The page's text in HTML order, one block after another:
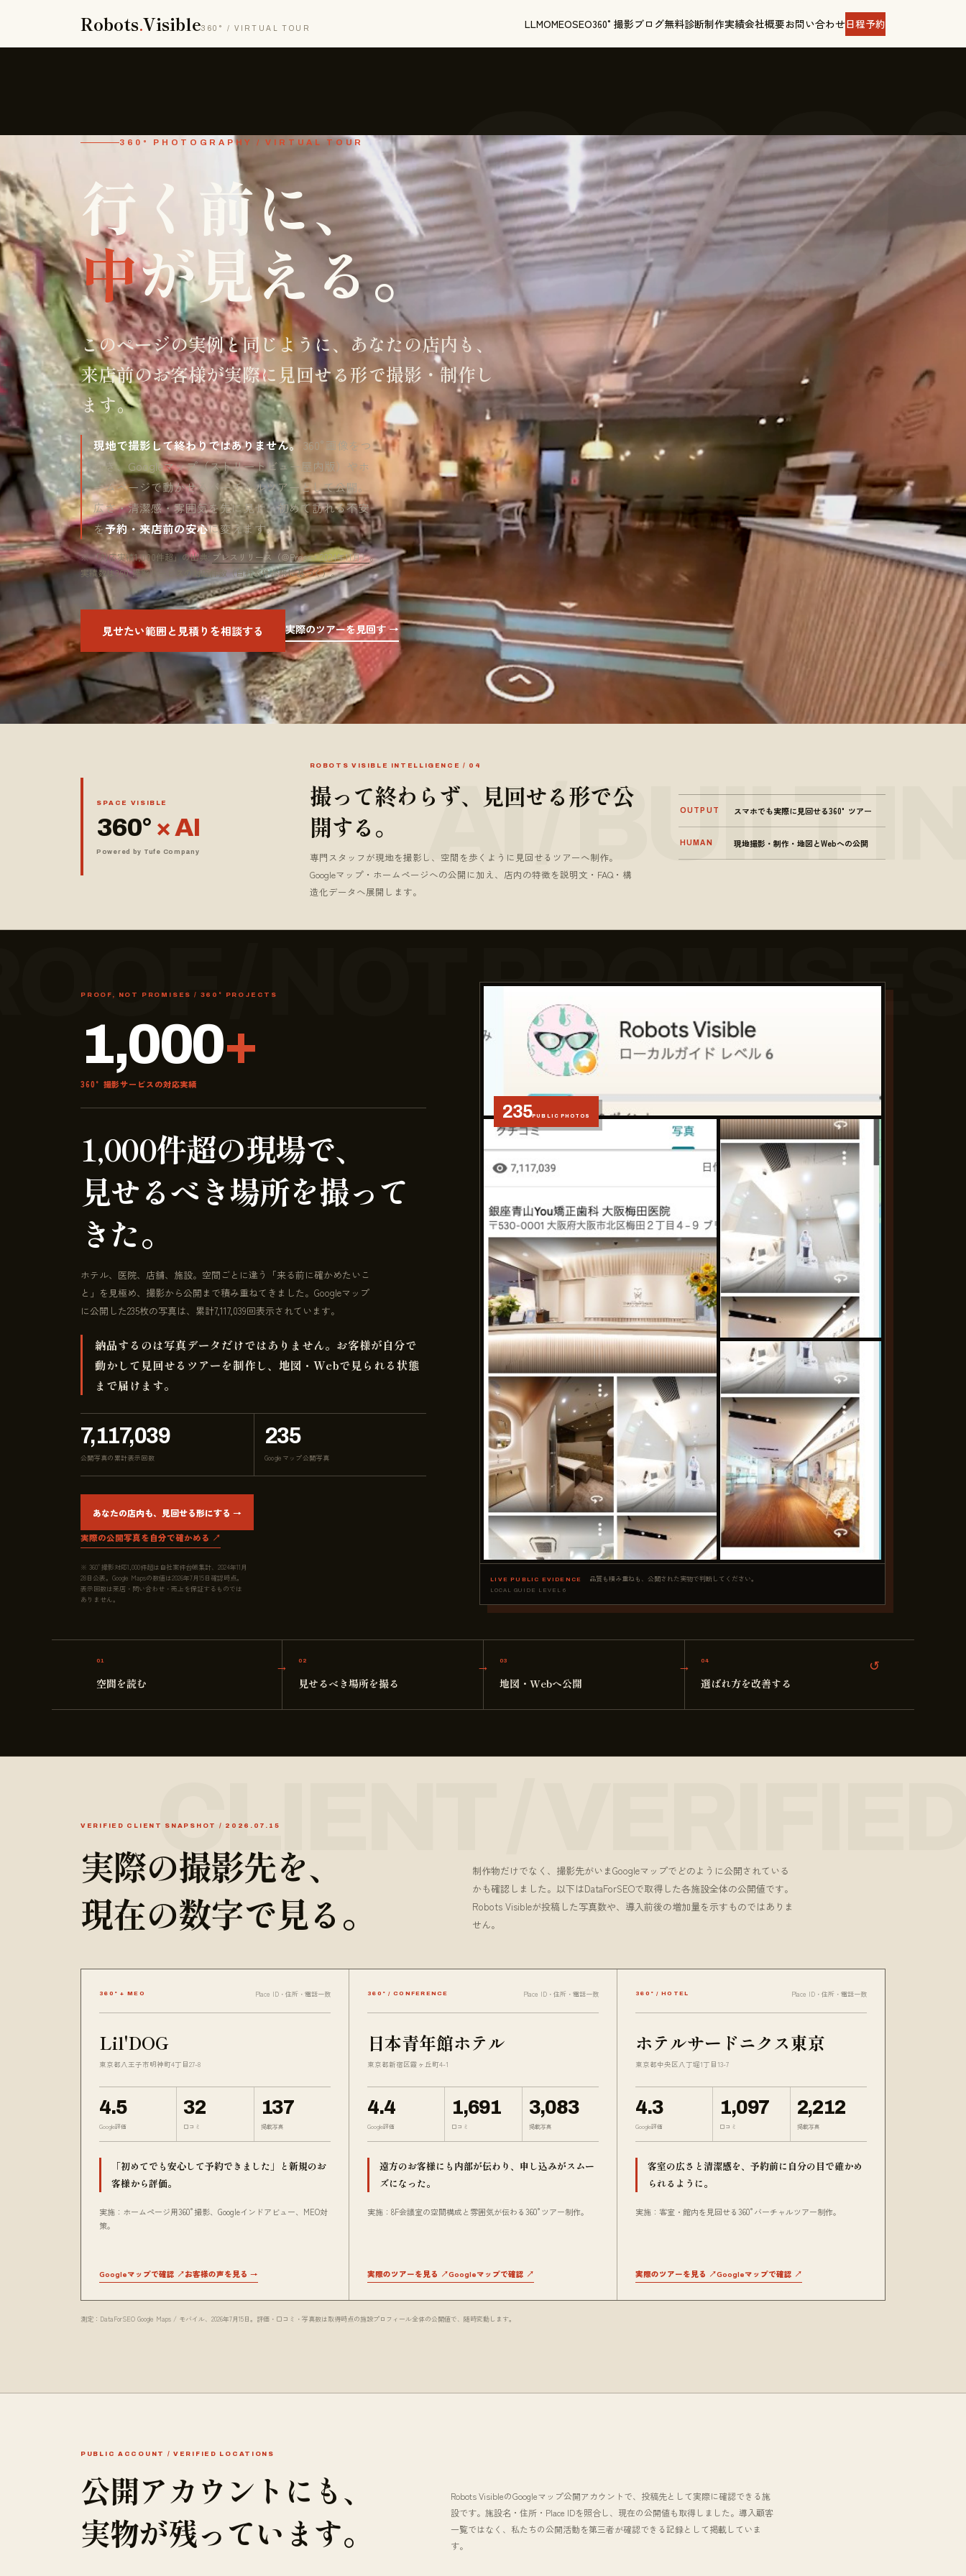
Robots.Visible360° / VIRTUAL TOUR LLMOMEOSEO360°撮影ブログ無料診断制作実績会社概要お問い合わせ日程予約
360° PHOTOGRAPHY / VIRTUAL TOUR
行く前に、
中が見える。
このページの実例と同じように、あなたの店内も、
来店前のお客様が実際に見回せる形で撮影・制作し
ます。
現地で撮影して終わりではありません。 360°画像をつ
なぎ、Googleマップ（ストリートビュー屋内版）やホ
ームページで動かせるバーチャルツアーとして公開。
広さ・清潔感・雰囲気を先に見せ、初めて訪れる不安
を予約・来店前の安心に変えます。
※ 「対応実績1,000件超」の出典: プレスリリース（＠Press・2024年11月）。
実績数は360°撮影サービスの対応件数（自社案件台帳に基づく）。
見せたい範囲と見積りを相談する 実際のツアーを見回す →
SPACE VISIBLE
360° × AI
Powered by Tufe Company
ROBOTS VISIBLE INTELLIGENCE / 04
撮って終わらず、見回せる形で公
開する。
専門スタッフが現地を撮影し、空間を歩くように見回せるツアーへ制作。
Googleマップ・ホームページへの公開に加え、店内の特徴を説明文・FAQ・構
造化データへ展開します。
OUTPUT スマホでも実際に見回せる360°ツアー
HUMAN 現地撮影・制作・地図とWebへの公開
PROOF, NOT PROMISES / 360° PROJECTS
1,000+
360°撮影サービスの対応実績
1,000件超の現場で、
見せるべき場所を撮って
きた。
ホテル、医院、店舗、施設。空間ごとに違う「来る前に確かめたいこ
と」を見極め、撮影から公開まで積み重ねてきました。Googleマップ
に公開した235枚の写真は、累計7,117,039回表示されています。
納品するのは写真データだけではありません。お客様が自分で
動かして見回せるツアーを制作し、地図・Webで見られる状態
まで届けます。
7,117,039
公開写真の累計表示回数
235
Googleマップ公開写真
あなたの店内も、見回せる形にする →
実際の公開写真を自分で確かめる ↗
※ 360°撮影対応1,000件超は自社案件台帳集計、2024年11月
28日公表。Google Mapsの数値は2026年7月15日確認時点。
表示回数は来店・問い合わせ・売上を保証するものでは
ありません。
235PUBLIC PHOTOS
LIVE PUBLIC EVIDENCE 品質も積み重ねも、公開された実物で判断してください。
LOCAL GUIDE LEVEL 6
01
空間を読む
02
見せるべき場所を撮る
03
地図・Webへ公開
04
選ばれ方を改善する
VERIFIED CLIENT SNAPSHOT / 2026.07.15
実際の撮影先を、
現在の数字で見る。
制作物だけでなく、撮影先がいまGoogleマップでどのように公開されている
かも確認しました。以下はDataForSEOで取得した各施設全体の公開値です。
Robots Visibleが投稿した写真数や、導入前後の増加量を示すものではありま
せん。
360° + MEO Place ID・住所・電話一致
Lil'DOG
東京都八王子市明神町4丁目27-8
4.5
Google評価
32
口コミ
137
掲載写真
「初めてでも安心して予約できました」と新規のお
客様から評価。
実施：ホームページ用360°撮影、Googleインドアビュー、MEO対
策。
Googleマップで確認 ↗お客様の声を見る →
360° / CONFERENCE Place ID・住所・電話一致
日本青年館ホテル
東京都新宿区霞ヶ丘町4-1
4.4
Google評価
1,691
口コミ
3,083
掲載写真
遠方のお客様にも内部が伝わり、申し込みがスムー
ズになった。
実施：8F会議室の空間構成と雰囲気が伝わる360°ツアー制作。
実際のツアーを見る ↗Googleマップで確認 ↗
360° / HOTEL Place ID・住所・電話一致
ホテルサードニクス東京
東京都中央区八丁堀1丁目13-7
4.3
Google評価
1,097
口コミ
2,212
掲載写真
客室の広さと清潔感を、予約前に自分の目で確かめ
られるように。
実施：客室・館内を見回せる360°バーチャルツアー制作。
実際のツアーを見る ↗Googleマップで確認 ↗
測定：DataForSEO Google Maps / モバイル、2026年7月15日。評価・口コミ・写真数は取得時点の施設プロフィール全体の公開値で、随時変動します。
PUBLIC ACCOUNT / VERIFIED LOCATIONS
公開アカウントにも、
実物が残っています。
Robots VisibleのGoogleマップ公開アカウントで、投稿先として実際に確認できる施
設です。施設名・住所・Place IDを照合し、現在の公開値も取得しました。導入顧客
一覧ではなく、私たちの公開活動を第三者が確認できる記録として掲載していま
す。